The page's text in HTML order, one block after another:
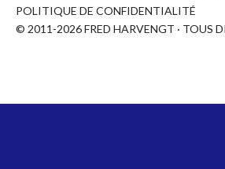
POLITIQUE DE CONFIDENTIALITÉ
© 2011-2026 FRED HARVENGT · TOUS